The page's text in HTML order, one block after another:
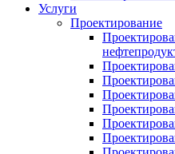
Услуги
Проектирование